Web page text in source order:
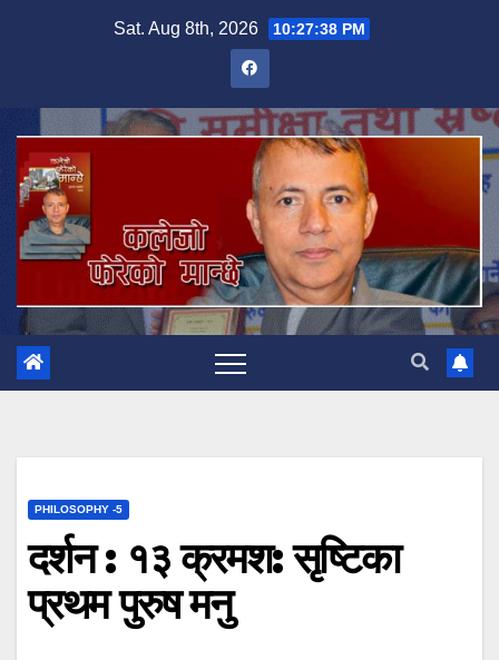
Sat. Aug 8th, 2026 10:27:40 PM
PHILOSOPHY -5
दर्शन : १३ क्रमश: सृष्टिका
प्रथम पुरुष मनु